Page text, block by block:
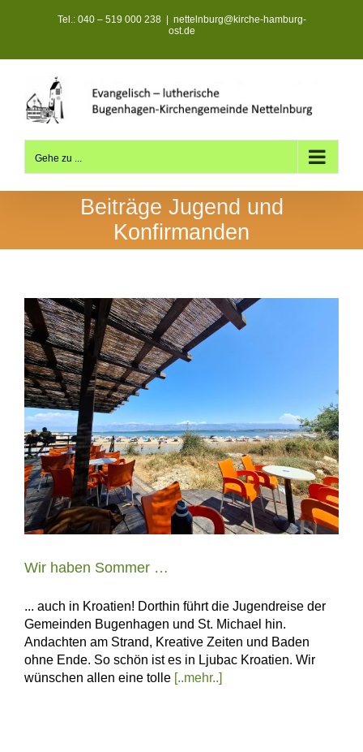
Tel.: 040 – 519 000 238
nettelnburg@kirche-hamburg-
ost.de
Gehe zu ...
Beiträge Jugend und
Konfirmanden
Wir haben Sommer …
... auch in Kroatien! Dorthin führt die Jugendreise der
Gemeinden Bugenhagen und St. Michael hin.
Andachten am Strand, Kreative Zeiten und Baden
ohne Ende. So schön ist es in Ljubac Kroatien. Wir
wünschen allen eine tolle[..mehr..]